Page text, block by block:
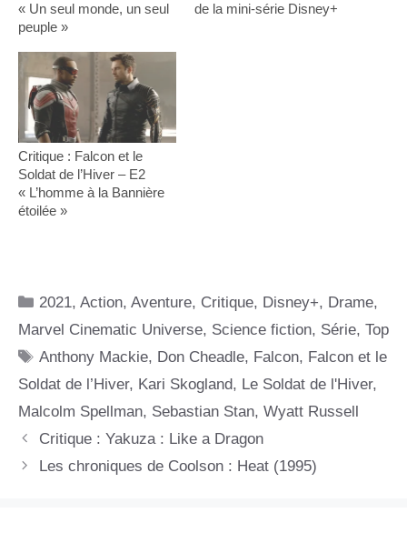
« Un seul monde, un seul
peuple »
de la mini-série Disney+
Critique : Falcon et le
Soldat de l’Hiver – E2
« L’homme à la Bannière
étoilée »
Catégories
2021,Action,Aventure, Critique, Disney+, Drame,
Marvel Cinematic Universe, Science fiction, Série, Top
Étiquettes
Anthony Mackie, Don Cheadle, Falcon, Falcon et le
Soldat de l’Hiver, Kari Skogland, Le Soldat de l'Hiver,
Malcolm Spellman, Sebastian Stan, Wyatt Russell
Critique : Yakuza : Like a Dragon
Les chroniques de Coolson : Heat (1995)